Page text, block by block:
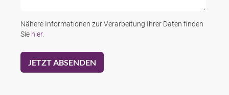
Nähere Informationen zur Verarbeitung Ihrer Daten finden
Sie hier.